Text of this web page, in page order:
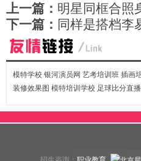
上一篇： 明星同框合照
下一篇： 同样是搭档李
模特学校 银河演员网 艺考培训班 插画
装修效果图 模特培训学校 足球比分直播